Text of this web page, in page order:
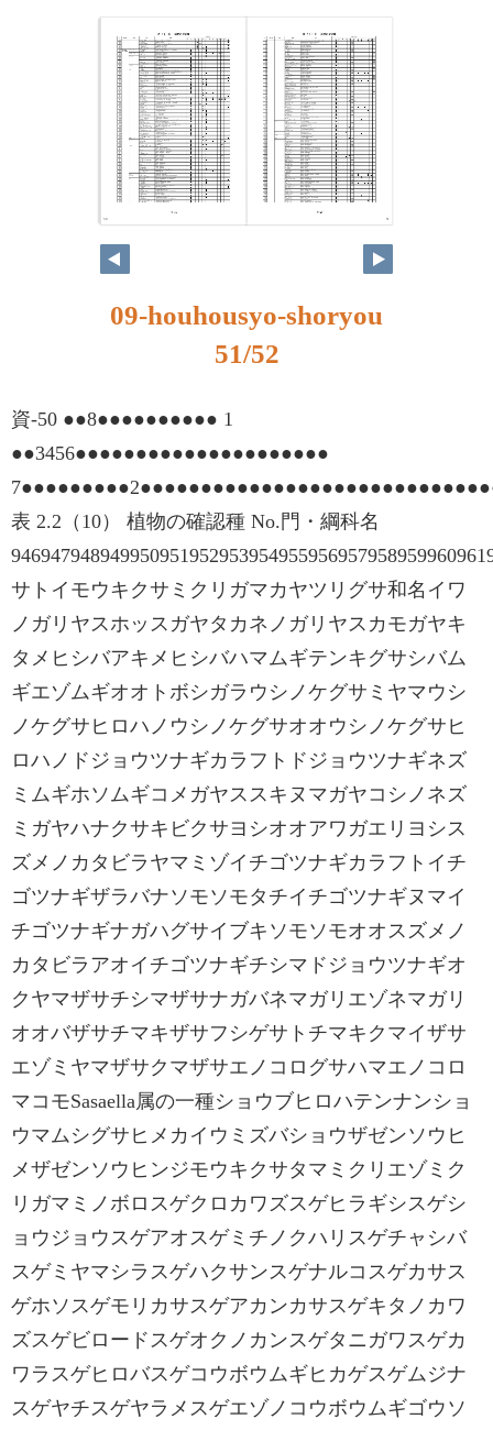
50 51
09-houhousyo-shoryou
51/52
資-50 ●●8●●●●●●●●●● 1
●●3456●●●●●●●●●●●●●●●●●●●●●
表 2.2（10） 植物の確認種 No.門・綱科名
サトイモウキクサミクリガマカヤツリグサ和名イワ
ノガリヤスホッスガヤタカネノガリヤスカモガヤキ
タメヒシバアキメヒシバハマムギテンキグサシバム
ギエゾムギオオトボシガラウシノケグサミヤマウシ
ノケグサヒロハノウシノケグサオオウシノケグサヒ
ロハノドジョウツナギカラフトドジョウツナギネズ
ミムギホソムギコメガヤススキヌマガヤコシノネズ
ミガヤハナクサキビクサヨシオオアワガエリヨシス
ズメノカタビラヤマミゾイチゴツナギカラフトイチ
ゴツナギザラバナソモソモタチイチゴツナギヌマイ
チゴツナギナガハグサイブキソモソモオオスズメノ
カタビラアオイチゴツナギチシマドジョウツナギオ
クヤマザサチシマザサナガバネマガリエゾネマガリ
オオバザサチマキザサフシゲサトチマキクマイザサ
エゾミヤマザサクマザサエノコログサハマエノコロ
マコモSasaella属の一種ショウブヒロハテンナンショ
ウマムシグサヒメカイウミズバショウザゼンソウヒ
メザゼンソウヒンジモウキクサタマミクリエゾミク
リガマミノボロスゲクロカワズスゲヒラギシスゲシ
ョウジョウスゲアオスゲミチノクハリスゲチャシバ
スゲミヤマシラスゲハクサンスゲナルコスゲカサス
ゲホソスゲモリカサスゲアカンカサスゲキタノカワ
ズスゲビロードスゲオクノカンスゲタニガワスゲカ
ワラスゲヒロバスゲコウボウムギヒカゲスゲムジナ
スゲヤチスゲヤラメスゲエゾノコウボウムギゴウソ